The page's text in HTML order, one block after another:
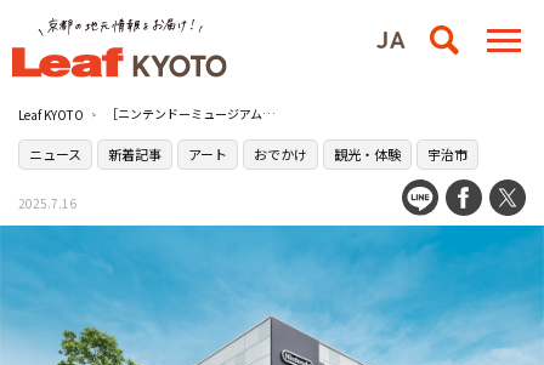
Leaf KYOTO ［ニンテンドーミュージアム］にアートギャラリーが誕生！9月3日（水）にオープンへ
ニュース 新着記事 アート おでかけ 観光・体験 宇治市
2025.7.16